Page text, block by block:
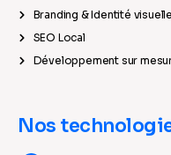
Branding & Identité visuelle
SEO Local
Développement sur
Nos